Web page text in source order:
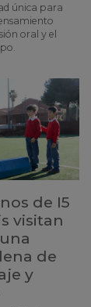
única para
oral y el
de I5
visitan
de
y